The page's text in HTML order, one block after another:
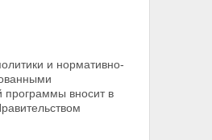
и нормативно-
программы вносит в